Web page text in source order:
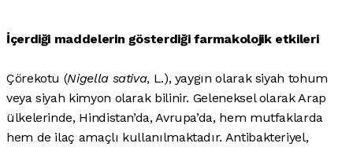
İçerdiği maddelerin gösterdiği farmakolojik etkileri
Çörekotu (Nigella sativa, L.), yaygın olarak siyah tohum
veya siyah kimyon olarak bilinir. Geleneksel olarak Arap
ülkelerinde, Hindistan’da, Avrupa’da, hem mutfaklarda
hem de ilaç amaçlı kullanılmaktadır. Antibakteriyel,